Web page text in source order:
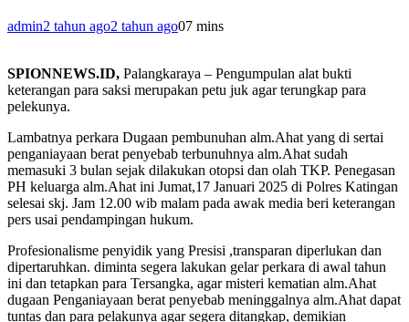
admin2 tahun ago2 tahun ago07 mins
SPIONNEWS.ID, Palangkaraya – Pengumpulan alat bukti
keterangan para saksi merupakan petu juk agar terungkap para
pelekunya.
Lambatnya perkara Dugaan pembunuhan alm.Ahat yang di sertai
penganiayaan berat penyebab terbunuhnya alm.Ahat sudah
memasuki 3 bulan sejak dilakukan otopsi dan olah TKP. Penegasan
PH keluarga alm.Ahat ini Jumat,17 Januari 2025 di Polres Katingan
selesai skj. Jam 12.00 wib malam pada awak media beri keterangan
pers usai pendampingan hukum.
Profesionalisme penyidik yang Presisi ,transparan diperlukan dan
dipertaruhkan. diminta segera lakukan gelar perkara di awal tahun
ini dan tetapkan para Tersangka, agar misteri kematian alm.Ahat
dugaan Penganiayaan berat penyebab meninggalnya alm.Ahat dapat
tuntas dan para pelakunya agar segera ditangkap, demikian